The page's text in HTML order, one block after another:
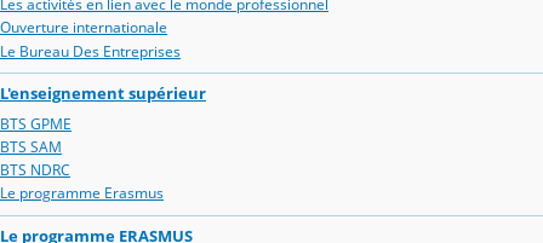
Les activités en lien avec le monde professionnel
Ouverture internationale
Le Bureau Des Entreprises
L'enseignement supérieur
BTS GPME
BTS SAM
BTS NDRC
Le programme Erasmus
Le programme ERASMUS